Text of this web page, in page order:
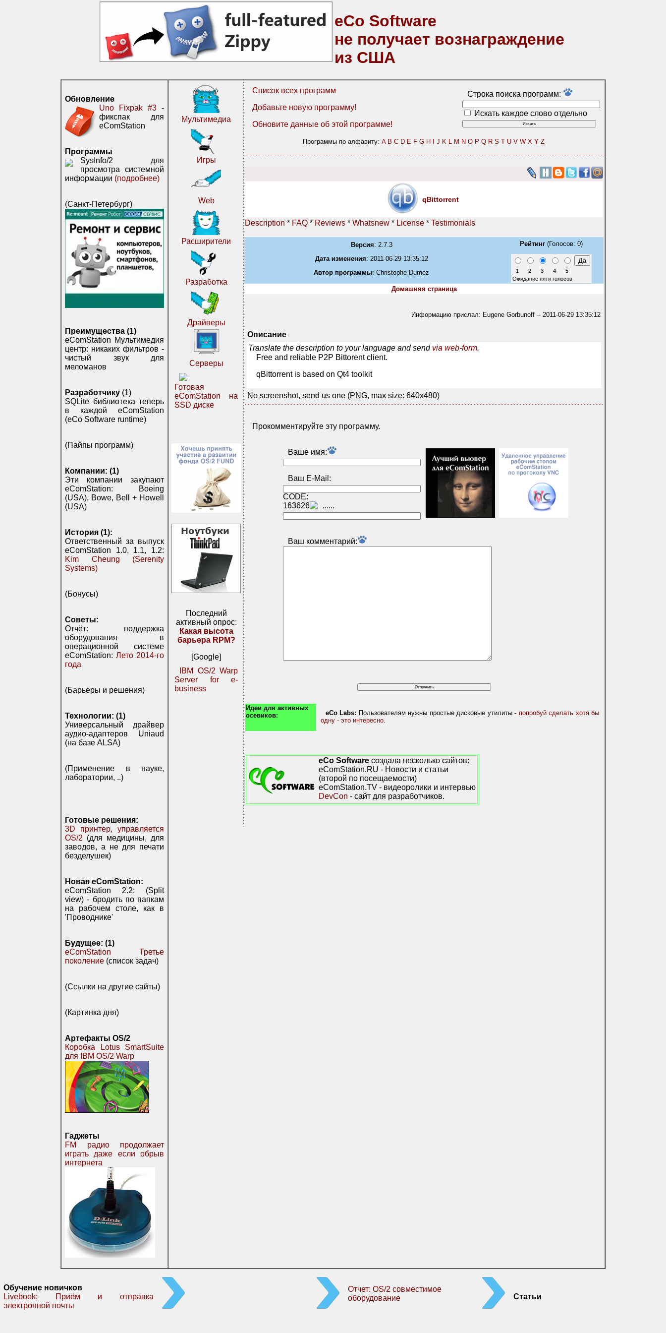
eCo Software
не получает вознаграждение
из США
Обновление
Uno Fixpak #3 -
фикспак для
eComStation
Программы
SysInfo/2 для
просмотра системной
информации (подробнее)
(Санкт-Петербург)
Преимущества (1)
eComStation Мультимедия
центр: никаких фильтров -
чистый звук для
меломанов
Разработчику (1)
SQLite библиотека теперь
в каждой eComStation
(eCo Software runtime)
(Пайпы программ)
Компании: (1)
Эти компании закупают
eComStation: Boeing
(USA), Bowe, Bell + Howell
(USA)
История (1):
Ответственный за выпуск
eComStation 1.0, 1.1, 1.2:
Kim Cheung (Serenity
Systems)
(Бонусы)
Советы:
Отчёт: поддержка
оборудования в
операционной системе
eComStation: Лето 2014-го
года
(Барьеры и решения)
Технологии: (1)
Универсальный драйвер
аудио-адаптеров Uniaud
(на базе ALSA)
(Применение в науке,
лаборатории, ..)
Готовые решения:
3D принтер, управляется
OS/2 (для медицины, для
заводов, а не для печати
безделушек)
Новая eComStation:
eComStation 2.2: (Split
view) - бродить по папкам
на рабочем столе, как в
'Проводнике'
Будущее: (1)
eComStation Третье
поколение (список задач)
(Ссылки на другие сайты)
(Картинка дня)
Артефакты OS/2
Коробка Lotus SmartSuite
для IBM OS/2 Warp
Гаджеты
FM радио продолжает
играть даже если обрыв
интернета
Мультимедиа
Игры
Web
Расширители
Разработка
Драйверы
Серверы
Готовая
eComStation на
SSD диске
Последний
активный опрос:
Какая высота
барьера RPM?
[Google]
IBM OS/2 Warp
Server for e-
business
Список всех программ
Добавьте новую программу!
Обновите данные об этой программе!
Строка поиска программ:
Искать каждое слово отдельно
Программы по алфавиту: A B C D E F G H J K L M N O P Q R S T U V W X Y Z
qBittorrent
Description * FAQ * Reviews * Whatsnew * License * Testimonials
Версия: 2.7.3
Дата изменения: 2011-06-29 13:35:12
Автор программы: Christophe Dumez
Рейтинг(Голосов: 0)
1 2 3 4
5
Ожидание пяти голосов
Домашняя страница
Информацию прислал: Eugene Gorbunoff -- 2011-06-29 13:35:12
Описание
Translate the description to your language and send via web-form.
Free and reliable P2P Bittorent client.
qBittorrent is based on Qt4 toolkit
No screenshot, send us one (PNG, max size: 640x480)
Прокомментируйте эту программу.
Ваше имя:
Ваш E-Mail:
CODE:
163626
Ваш комментарий:
Идеи для активных
осевиков:
eCo Labs: Пользователям нужны простые дисковые утилиты - попробуй сделать хотя бы
одну - это интересно
eCo Software создала несколько сайтов:
eComStation.RU - Новости и статьи
(второй по посещаемости)
eComStation.TV - видеоролики и интервью
DevCon - сайт для разработчиков.
Обучение новичков
Livebook: Приём и отправка
электронной почты
Отчет: OS/2 совместимое
оборудование
Статьи